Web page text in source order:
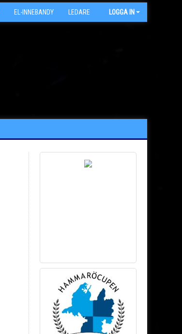
EL-INNEBANDY LEDARE ARKIV
LOGGA IN